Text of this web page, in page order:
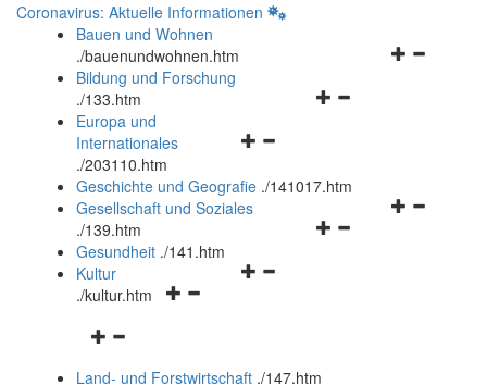
Coronavirus: Aktuelle Informationen
Bauen und Wohnen
./bauenundwohnen.htm
Navigationsmenü
Bildung und Forschung
./133.htm
Navigationsmenü
und
schließen
Europa und
Internationales
./203110.htm
Geschichte und Geografie ./141017.htm
Navigationsmenü
Gesellschaft und Soziales
./139.htm
Navigationsmenü
Gesundheit ./141.htm
Navigationsmenü
Kultur
./kultur.htm
Navigationsmenü
und
Land- und Forstwirtschaft ./147.htm